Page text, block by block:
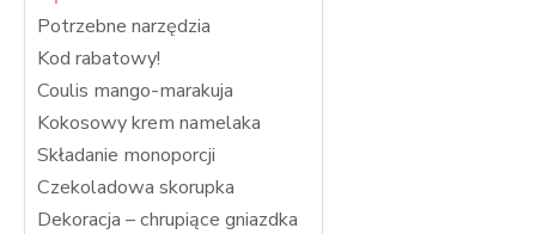
Potrzebne narzędzia
Kod rabatowy!
Coulis mango-marakuja
Kokosowy krem namelaka
Składanie monoporcji
Czekoladowa skorupka
Dekoracja – chrupiące gniazdka